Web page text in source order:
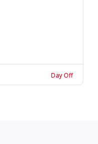
Day Off